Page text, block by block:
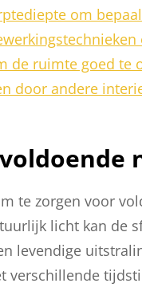
om
de ruimte goed te
door andere
te zorgen voor
licht kan de
levendige
verschillende